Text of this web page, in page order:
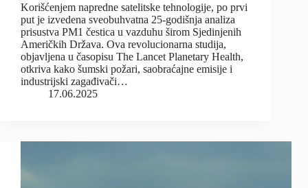
Korišćenjem napredne satelitske tehnologije, po prvi
put je izvedena sveobuhvatna 25-godišnja analiza
prisustva PM1 čestica u vazduhu širom Sjedinjenih
Američkih Država. Ova revolucionarna studija,
objavljena u časopisu The Lancet Planetary Health,
otkriva kako šumski požari, saobraćajne emisije i
industrijski zagađivači…
17.06.2025